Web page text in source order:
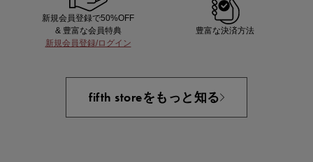
即戦力アイテム続々対象
新規会員登録で50%OFF
& 豊富な会員特典
新規会員登録/ログイン
豊富な決済方法
fifth storeをもっと知る